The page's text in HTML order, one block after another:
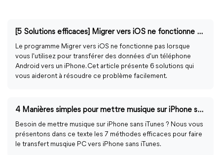
[5 Solutions efficaces] Migrer vers iOS ne fonctionne pas
Le programme Migrer vers iOS ne fonctionne pas lorsque
vous l'utilisez pour transférer des données d'un téléphone
Android vers un iPhone. Cet article présente 6 solutions qui
vous aideront à résoudre ce problème facilement.
4 Manières simples pour mettre musique sur iPhone sans iTunes
Besoin de mettre musique sur iPhone sans iTunes ? Nous vous
présentons dans ce texte les 7 méthodes efficaces pour faire
le transfert musqiue PC vers iPhone sans iTunes.